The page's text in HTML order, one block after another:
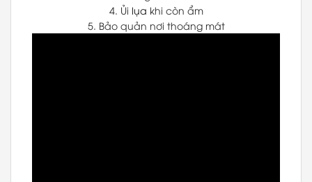
4. Ủi lụa khi còn ẩm
5. Bảo quản nơi thoáng mát